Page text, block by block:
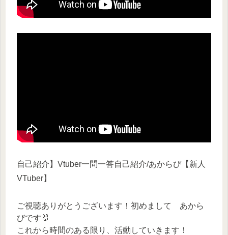
自己紹介】Vtuber一問一答自己紹介/あからび【新人
VTuber】
ご視聴ありがとうございます！初めまして あから
びです🐰
これから時間のある限り、活動していきます！